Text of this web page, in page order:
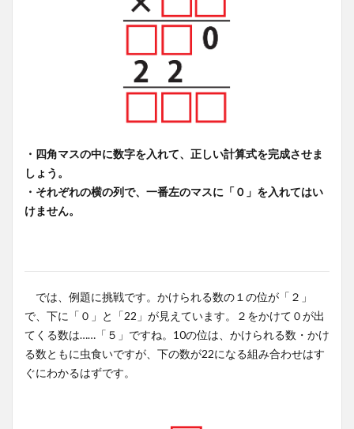
・四角マスの中に数字を入れて、正しい計算式を完成させま
しょう。
・それぞれの横の列で、一番左のマスに「０」を入れてはい
けません。
では、例題に挑戦です。かけられる数の１の位が「２」
で、下に「０」と「22」が見えています。２をかけて０が出
てくる数は……「５」ですね。10の位は、かけられる数・かけ
る数ともに虫食いですが、下の数が22になる組み合わせはす
ぐにわかるはずです。